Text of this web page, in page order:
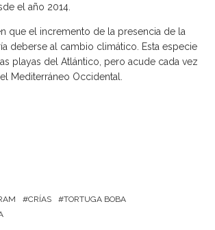
el año 2014.
que el incremento de la presencia de la
deberse al cambio climático. Esta especie
playas del Atlántico, pero acude cada vez
Mediterráneo Occidental.
CRÍAS
TORTUGA BOBA